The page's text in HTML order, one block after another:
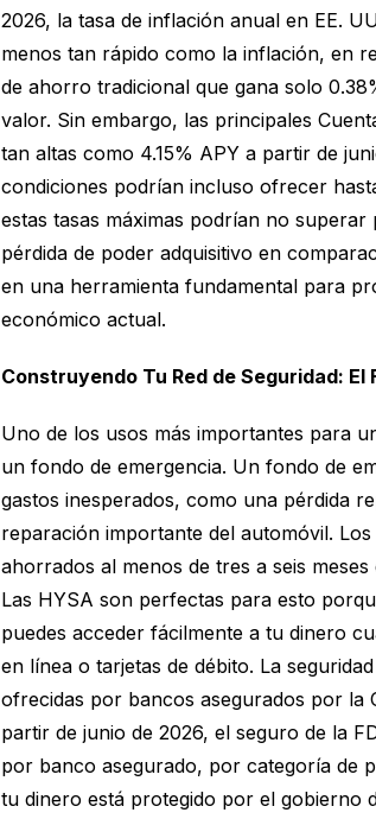
2026, la tasa de inflación anual en EE.
menos tan rápido como la inflación, en
de ahorro tradicional que gana solo
valor. Sin embargo, las principales
tan altas como 4.15% APY a partir de
condiciones podrían incluso ofrecer
estas tasas máximas podrían no
pérdida de poder adquisitivo en
en una herramienta fundamental para
económico actual.
Construyendo Tu Red de Seguridad: El
Uno de los usos más importantes para
un fondo de emergencia. Un fondo de
gastos inesperados, como una pérdida
reparación importante del automóvil.
ahorrados al menos de tres a seis
Las HYSA son perfectas para esto
puedes acceder fácilmente a tu dinero
en línea o tarjetas de débito. La
ofrecidas por bancos asegurados por la
partir de junio de 2026, el seguro de la
por banco asegurado, por categoría de
tu dinero está protegido por el gobierno